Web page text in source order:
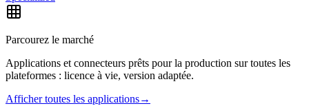
Parcourez le marché
Applications et connecteurs prêts pour la production sur toutes les
plateformes : licence à vie, version adaptée.
Afficher toutes les applications→